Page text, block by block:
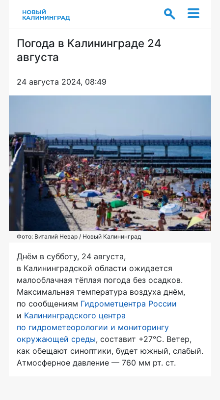
Погода в Калининграде 24
августа
24 августа 2024, 08:49
Фото: Виталий Невар / Новый Калининград
Днём в субботу, 24 августа,
в Калининградской области ожидается
малооблачная тёплая погода без осадков.
Максимальная температура воздуха днём,
по сообщениям Гидрометцентра России
и Калининградского центра
по гидрометеорологии и мониторингу
окружающей среды, составит +27°C. Ветер,
как обещают синоптики, будет южный, слабый.
Атмосферное давление — 760 мм рт. ст.